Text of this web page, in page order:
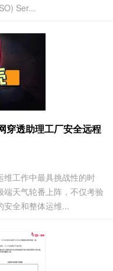
Ser...
穿透助理工厂安全远程
维工作中最具挑战性的时
天气轮番上阵，不仅考验
安全和整体运维...